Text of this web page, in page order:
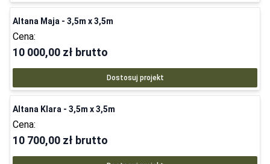
Altana Maja - 3,5m x 3,5m
Cena:
10 000,00 zł brutto
Dostosuj projekt
Altana Klara - 3,5m x 3,5m
Cena:
10 700,00 zł brutto